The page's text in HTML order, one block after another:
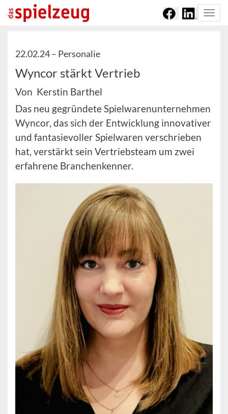
22.02.24 – Personalie
Wyncor stärkt Vertrieb
Von Kerstin Barthel
Das neu gegründete Spielwarenunternehmen
Wyncor, das sich der Entwicklung innovativer
und fantasievoller Spielwaren verschrieben
hat, verstärkt sein Vertriebsteam um zwei
erfahrene Branchenkenner.